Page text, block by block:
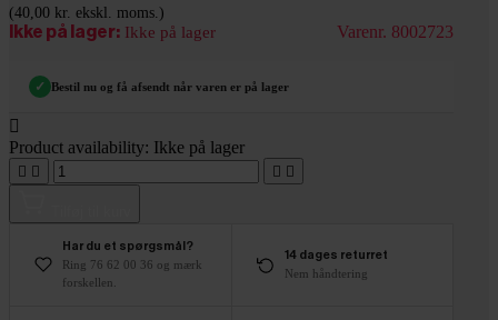
(40,00 kr. ekskl. moms.)
Ikke på lager: Ikke på lager Varenr. 8002723
✓ Bestil nu og få afsendt når varen er på lager

Product availability: Ikke på lager
   
Har du et spørgsmål?
Ring 76 62 00 36 og mærk
forskellen.
14 dages returret
Nem håndtering